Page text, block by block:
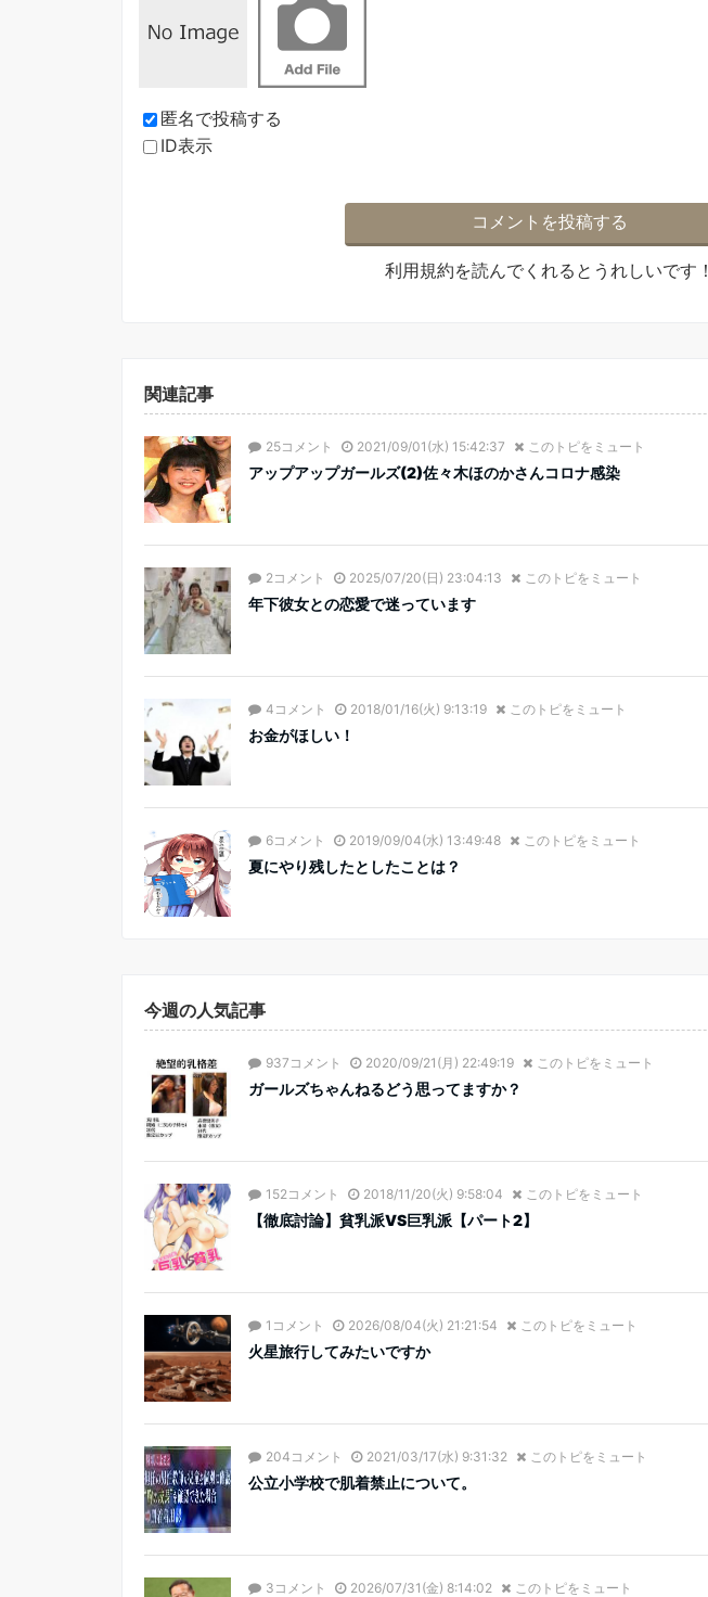
匿名で投稿する
ID表示
利用規約を読んでくれるとうれしいです！
関連記事
25コメント 2021/09/01(水) 15:42:37 このトピをミュート
アップアップガールズ(2)佐々木ほのかさんコロナ感染
2コメント 2025/07/20(日) 23:04:13 このトピをミュート
年下彼女との恋愛で迷っています
4コメント 2018/01/16(火) 9:13:19 このトピをミュート
お金がほしい！
6コメント 2019/09/04(水) 13:49:48 このトピをミュート
夏にやり残したとしたことは？
今週の人気記事
937コメント 2020/09/21(月) 22:49:19 このトピをミュート
ガールズちゃんねるどう思ってますか？
152コメント 2018/11/20(火) 9:58:04 このトピをミュート
【徹底討論】貧乳派VS巨乳派【パート2】
1コメント 2026/08/04(火) 21:21:54 このトピをミュート
火星旅行してみたいですか
204コメント 2021/03/17(水) 9:31:32 このトピをミュート
公立小学校で肌着禁止について。
3コメント 2026/07/31(金) 8:14:02 このトピをミュート